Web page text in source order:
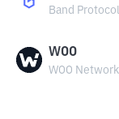
Band Protocol
WOO
WOO Network